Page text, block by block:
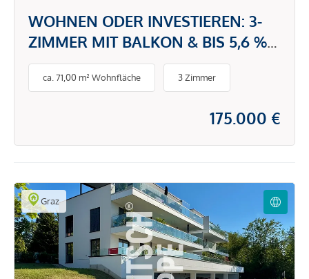
WOHNEN ODER INVESTIEREN: 3-
ZIMMER MIT BALKON & BIS 5,6 %
RENDITE
ca. 71,00 m² Wohnfläche 3 Zimmer
175.000 €
Graz